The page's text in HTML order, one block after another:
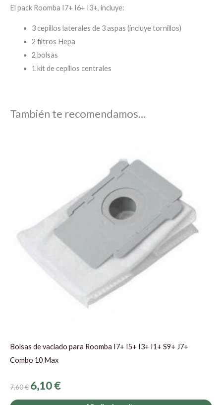
El pack Roomba I7+ I6+ I3+, incluye:
3 cepillos laterales de 3 aspas (incluye tornillos)
2 filtros Hepa
2 bolsas
1 kit de cepillos centrales
También te recomendamos…
Bolsas de vaciado para Roomba I7+ I5+ I3+ I1+ S9+ J7+
Combo 10 Max
7,60€ 6,10€